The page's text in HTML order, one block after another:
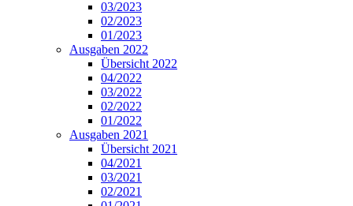
03/2023
02/2023
01/2023
Ausgaben 2022
Übersicht 2022
04/2022
03/2022
02/2022
01/2022
Ausgaben 2021
Übersicht 2021
04/2021
03/2021
02/2021